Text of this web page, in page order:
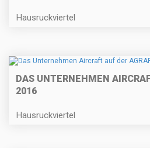
Hausruckviertel
DAS UNTERNEHMEN
2016
Hausruckviertel